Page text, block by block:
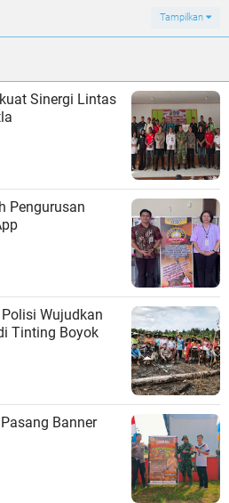
Tampilkan
Sinergi Lintas
Pengurusan
Wujudkan
Tinting Boyok
Banner